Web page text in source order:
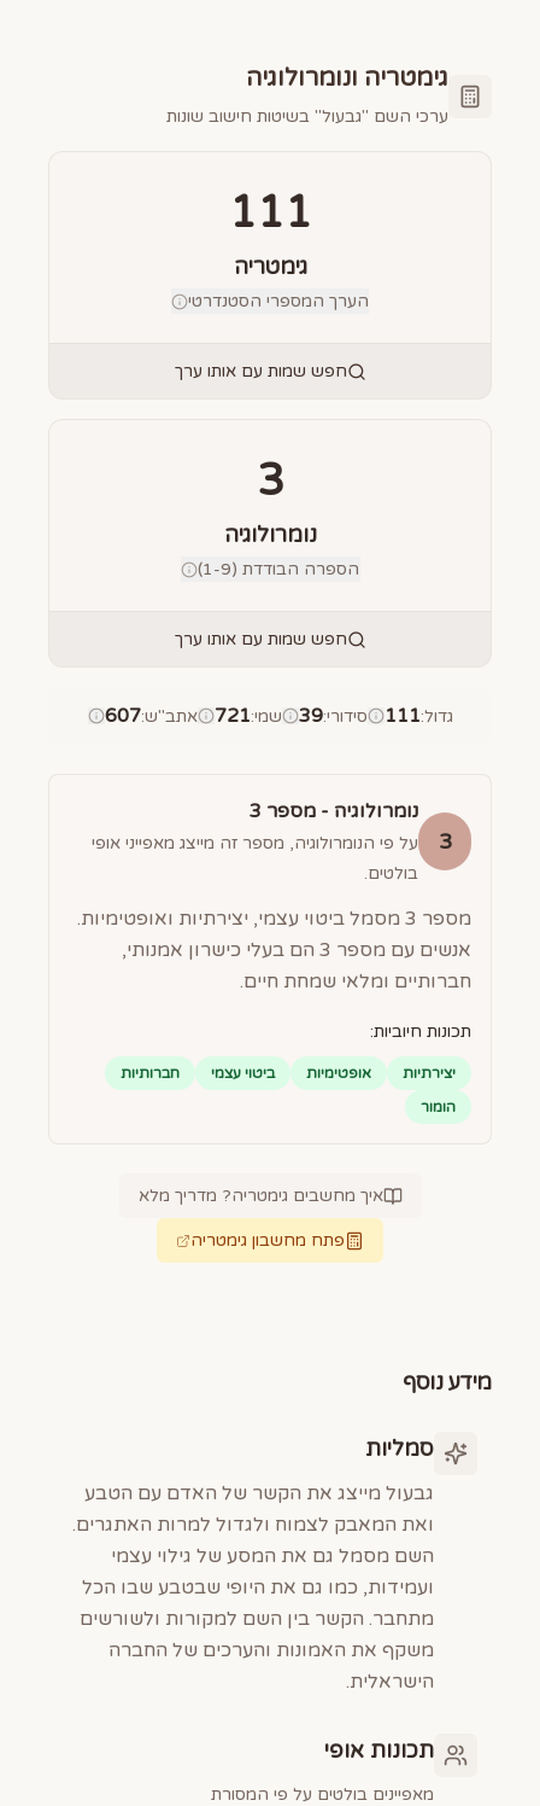
גימטריה ונומרולוגיה
ערכי השם "גבעול" בשיטות חישוב שונות
111
גימטריה
הערך המספרי הסטנדרטי
חפש שמות עם אותו ערך
3
נומרולוגיה
הספרה הבודדת (1-9)
חפש שמות עם אותו ערך
גדול:
111 סידורי:
39 שמי:
721 אתב"ש:
607
3
נומרולוגיה - מספר 3
על פי הנומרולוגיה, מספר זה מייצג מאפייני אופי
בולטים.
מספר 3 מסמל ביטוי עצמי, יצירתיות ואופטימיות.
אנשים עם מספר 3 הם בעלי כישרון אמנותי,
חברותיים ומלאי שמחת חיים.
תכונות חיוביות:
יצירתיות אופטימיות ביטוי עצמי
חברותיות
הומור
איך מחשבים גימטריה? מדריך מלא
פתח מחשבון גימטריה
מידע נוסף
סמליות
גבעול מייצג את הקשר של האדם עם הטבע
ואת המאבק לצמוח ולגדול למרות האתגרים.
השם מסמל גם את המסע של גילוי עצמי
ועמידות, כמו גם את היופי שבטבע שבו הכל
מתחבר. הקשר בין השם למקורות ולשורשים
משקף את האמונות והערכים של החברה
הישראלית.
תכונות אופי
מאפיינים בולטים על פי המסורת